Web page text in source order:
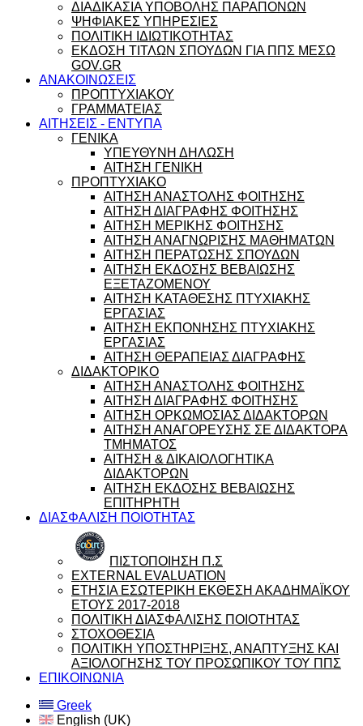
ΔΙΑΔΙΚΑΣΙΑ ΥΠΟΒΟΛΗΣ ΠΑΡΑΠΟΝΩΝ
ΨΗΦΙΑΚΕΣ ΥΠΗΡΕΣΙΕΣ
ΠΟΛΙΤΙΚΗ ΙΔΙΩΤΙΚΟΤΗΤΑΣ
ΕΚΔΟΣΗ ΤΙΤΛΩΝ ΣΠΟΥΔΩΝ ΓΙΑ ΠΠΣ ΜΕΣΩ
GOV.GR
ΑΝΑΚΟΙΝΩΣΕΙΣ
ΠΡΟΠΤΥΧΙΑΚΟΥ
ΓΡΑΜΜΑΤΕΙΑΣ
ΑΙΤΗΣΕΙΣ - ΕΝΤΥΠΑ
ΓΕΝΙΚΑ
ΥΠΕΥΘΥΝΗ ΔΗΛΩΣΗ
ΑΙΤΗΣΗ ΓΕΝΙΚΗ
ΠΡΟΠΤΥΧΙΑΚΟ
ΑΙΤΗΣΗ ΑΝΑΣΤΟΛΗΣ ΦΟΙΤΗΣΗΣ
ΑΙΤΗΣΗ ΔΙΑΓΡΑΦΗΣ ΦΟΙΤΗΣΗΣ
ΑΙΤΗΣΗ ΜΕΡΙΚΗΣ ΦΟΙΤΗΣΗΣ
ΑΙΤΗΣΗ ΑΝΑΓΝΩΡΙΣΗΣ ΜΑΘΗΜΑΤΩΝ
ΑΙΤΗΣΗ ΠΕΡΑΤΩΣΗΣ ΣΠΟΥΔΩΝ
ΑΙΤΗΣΗ ΕΚΔΟΣΗΣ ΒΕΒΑΙΩΣΗΣ
ΕΞΕΤΑΖΟΜΕΝΟΥ
ΑΙΤΗΣΗ ΚΑΤΑΘΕΣΗΣ ΠΤΥΧΙΑΚΗΣ
ΕΡΓΑΣΙΑΣ
ΑΙΤΗΣΗ ΕΚΠΟΝΗΣΗΣ ΠΤΥΧΙΑΚΗΣ
ΕΡΓΑΣΙΑΣ
ΑΙΤΗΣΗ ΘΕΡΑΠΕΙΑΣ ΔΙΑΓΡΑΦΗΣ
ΔΙΔΑΚΤΟΡΙΚΟ
ΑΙΤΗΣΗ ΑΝΑΣΤΟΛΗΣ ΦΟΙΤΗΣΗΣ
ΑΙΤΗΣΗ ΔΙΑΓΡΑΦΗΣ ΦΟΙΤΗΣΗΣ
ΑΙΤΗΣΗ ΟΡΚΩΜΟΣΙΑΣ ΔΙΔΑΚΤΟΡΩΝ
ΑΙΤΗΣΗ ΑΝΑΓΟΡΕΥΣΗΣ ΣΕ ΔΙΔΑΚΤΟΡΑ
ΤΜΗΜΑΤΟΣ
ΑΙΤΗΣΗ & ΔΙΚΑΙΟΛΟΓΗΤΙΚΑ
ΔΙΔΑΚΤΟΡΩΝ
ΑΙΤΗΣΗ ΕΚΔΟΣΗΣ ΒΕΒΑΙΩΣΗΣ
ΕΠΙΤΗΡΗΤΗ
ΔΙΑΣΦΑΛΙΣΗ ΠΟΙΟΤΗΤΑΣ
ΠΙΣΤΟΠΟΙΗΣΗ Π.Σ
EXTERNAL EVALUATION
ΕΤΗΣΙΑ ΕΣΩΤΕΡΙΚΗ ΕΚΘΕΣΗ ΑΚΑΔΗΜΑΪΚΟΥ
ΕΤΟΥΣ 2017-2018
ΠΟΛΙΤΙΚΗ ΔΙΑΣΦΑΛΙΣΗΣ ΠΟΙΟΤΗΤΑΣ
ΣΤΟΧΟΘΕΣΙΑ
ΠΟΛΙΤΙΚΗ ΥΠΟΣΤΗΡΙΞΗΣ, ΑΝΑΠΤΥΞΗΣ ΚΑΙ
ΑΞΙΟΛΟΓΗΣΗΣ ΤΟΥ ΠΡΟΣΩΠΙΚΟΥ ΤΟΥ ΠΠΣ
ΕΠΙΚΟΙΝΩΝΙΑ
Greek
English (UK)